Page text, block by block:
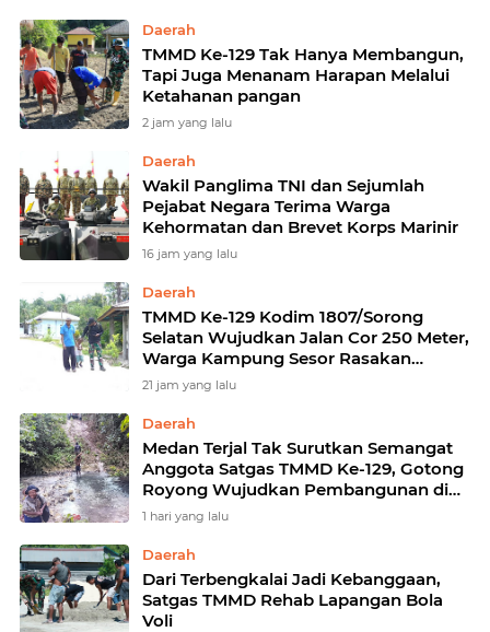
Daerah
TMMD Ke-129 Tak Hanya Membangun,
Tapi Juga Menanam Harapan Melalui
Ketahanan pangan
2 jam yang lalu
Daerah
Wakil Panglima TNI dan Sejumlah
Pejabat Negara Terima Warga
Kehormatan dan Brevet Korps Marinir
16 jam yang lalu
Daerah
TMMD Ke-129 Kodim 1807/Sorong
Selatan Wujudkan Jalan Cor 250 Meter,
Warga Kampung Sesor Rasakan
Manfaat Nyata
21 jam yang lalu
Daerah
Medan Terjal Tak Surutkan Semangat
Anggota Satgas TMMD Ke-129, Gotong
Royong Wujudkan Pembangunan di
Kampung Sesor
1 hari yang lalu
Daerah
Dari Terbengkalai Jadi Kebanggaan,
Satgas TMMD Rehab Lapangan Bola
Voli